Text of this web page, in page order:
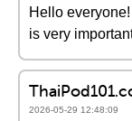
Hello
is very
2026-05-29 12:48:09